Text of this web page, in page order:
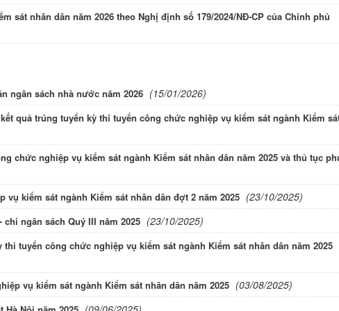
sát nhân dân năm 2026 theo Nghị định số 179/2024/NĐ-CP của Chính phủ
ngân sách nhà nước năm 2026 (15/01/2026)
quả trúng tuyển kỳ thi tuyển công chức nghiệp vụ kiểm sát ngành Kiểm
chức nghiệp vụ kiểm sát ngành Kiểm sát nhân dân năm 2025 và thủ tục
kiểm sát ngành Kiểm sát nhân dân đợt 2 năm 2025 (23/10/2025)
ngân sách Quý III năm 2025 (23/10/2025)
tuyển công chức nghiệp vụ kiểm sát ngành Kiểm sát nhân dân năm 2025
vụ kiểm sát ngành Kiểm sát nhân dân năm 2025 (03/08/2025)